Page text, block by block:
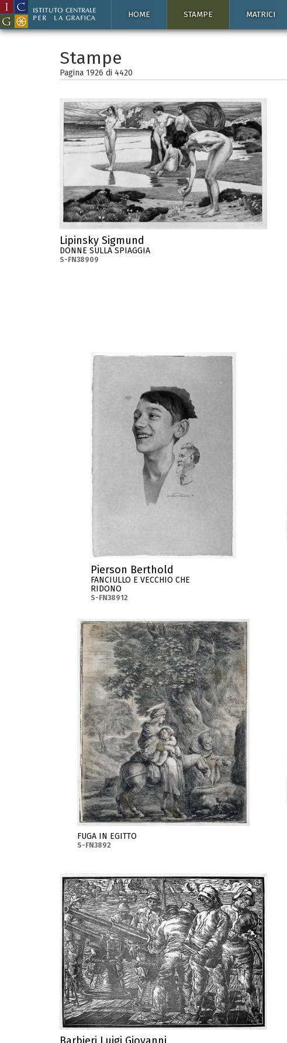
HOME STAMPE MATRICI
Stampe
Pagina 1926 di 4420
Lipinsky Sigmund
DONNE SULLA SPIAGGIA
S-FN38909
Pierson Berthold
FANCIULLO E VECCHIO CHE
RIDONO
S-FN38912
FUGA IN EGITTO
S-FN3892
Barbieri Luigi Giovanni